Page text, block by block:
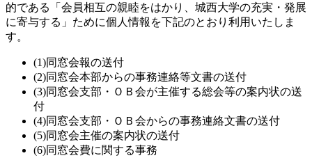
的である「会員相互の親睦をはかり、城西大学の充実・発展
に寄与する」ために個人情報を下記のとおり利用いたしま
す。
(1)同窓会報の送付
(2)同窓会本部からの事務連絡等文書の送付
(3)同窓会支部・ＯＢ会が主催する総会等の案内状の送
付
(4)同窓会支部・ＯＢ会からの事務連絡文書の送付
(5)同窓会主催の案内状の送付
(6)同窓会費に関する事務